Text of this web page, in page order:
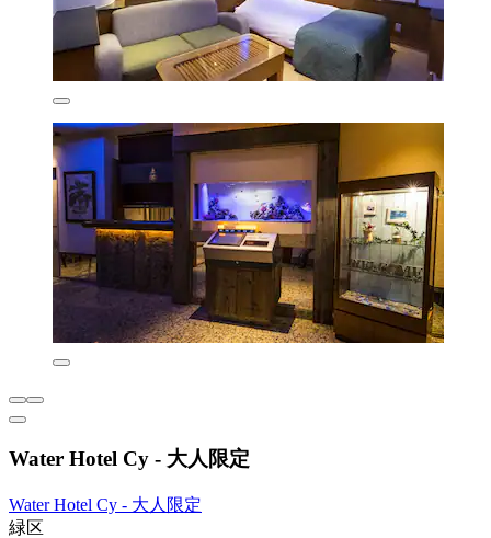
Water Hotel Cy - 大人限定
Water Hotel Cy - 大人限定
緑区